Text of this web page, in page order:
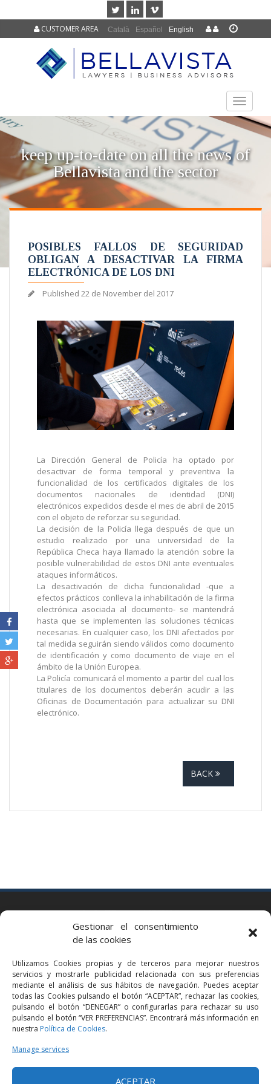
Gestionar el consentimiento
de las cookies
Utilizamos Cookies propias y de terceros para mejorar nuestros
servicios y mostrarle publicidad relacionada con sus preferencias
mediante el análisis de sus hábitos de navegación. Puedes aceptar
todas las Cookies pulsando el botón “ACEPTAR”, rechazar las cookies,
pulsando el botón “DENEGAR” o configurarlas para rechazar su uso
pulsando el botón “VER PREFERENCIAS”. Encontrará más información en
nuestra Política de Cookies.
Manage services
ACEPTAR
Català Español English
CUSTOMER AREA
TOGGLE
keep up-to-date on all the news of
Bellavista and the sector
POSIBLES FALLOS DE SEGURIDAD
OBLIGAN A DESACTIVAR LA FIRMA
ELECTRÓNICA DE LOS DNI
Published 22 de November del 2017
La Dirección General de Policía ha optado por
desactivar de forma temporal y preventiva la
funcionalidad de los certificados digitales de los
documentos nacionales de identidad (DNI)
electrónicos expedidos desde el mes de abril de 2015
con el objeto de reforzar su seguridad.
La decisión de la Policía llega después de que un
estudio realizado por una universidad de la
República Checa haya llamado la atención sobre la
posible vulnerabilidad de estos DNI ante eventuales
ataques informáticos.
La desactivación de dicha funcionalidad -que a
efectos prácticos conlleva la inhabilitación de la firma
electrónica asociada al documento- se mantendrá
hasta que se implementen las soluciones técnicas
necesarias. En cualquier caso, los DNI afectados por
tal medida seguirán siendo válidos como documento
de identificación y como documento de viaje en el
ámbito de la Unión Europea.
La Policía comunicará el momento a partir del cual los
titulares de los documentos deberán acudir a las
Oficinas de Documentación para actualizar su DNI
electrónico.
BACK
Via Augusta 2 bis, 3º, 08006 Barcelona
bcn@bellavistalegal.eu
GRANOLLERS
C/ Sant Jaume, 16 1r, 08401 Granollers (Bcn)
+34 93 860 39 60
grn@bellavistalegal.eu
MADRID
C/ Serrano 114, 2º izq. 28006 Madrid.
+34 91 431 98 21 | +34 91 431 98 95